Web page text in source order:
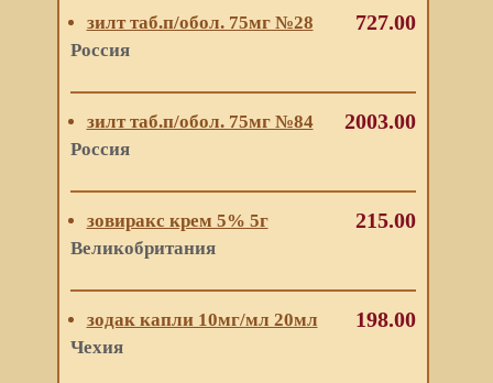
зилт таб.п/обол. 75мг №28
Россия
727.00
зилт таб.п/обол. 75мг №84
Россия
2003.00
зовиракс крем 5% 5г
Великобритания
215.00
зодак капли 10мг/мл 20мл
Чехия
198.00